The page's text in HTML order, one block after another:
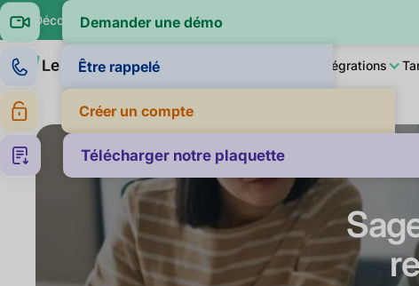
🔍 Découvrez si vos clients paient dans la moyenne de leur secteur
Produit Intégrations
Demander une démo
Être rappelé
Créer un compte
Télécharger notre plaquette